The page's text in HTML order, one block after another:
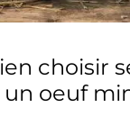
choisir
oeuf